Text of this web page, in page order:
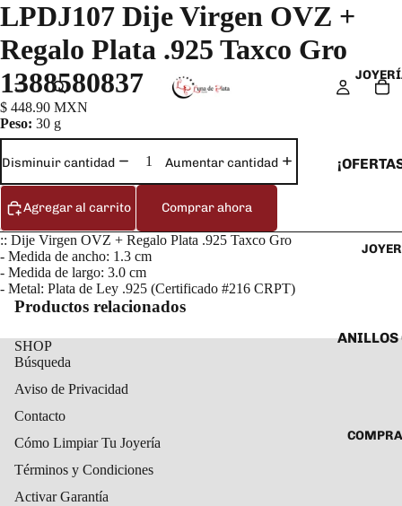
SET DE
ANILLOS
LPDJ107 Dije Virgen OVZ +
Regalo Plata .925 Taxco Gro
1388580837
$ 448.90 MXN
Peso: 30 g
Disminuir cantidad Aumentar cantidad
Agregar al carrito Comprar ahora
:: Dije Virgen OVZ + Regalo Plata .925 Taxco Gro
- Medida de ancho: 1.3 cm
- Medida de largo: 3.0 cm
- Metal: Plata de Ley .925 (Certificado #216 CRPT)
Productos relacionados
SHOP
Búsqueda
Aviso de Privacidad
Contacto
Cómo Limpiar Tu Joyería
Términos y Condiciones
Activar Garantía